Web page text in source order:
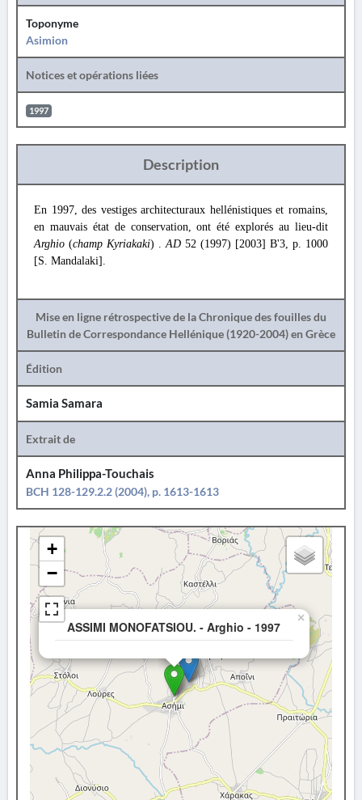
Toponyme
Asimion
Notices et opérations liées
1997
Description
En 1997, des vestiges architecturaux hellénistiques et romains,
en mauvais état de conservation, ont été explorés au lieu-dit
Arghio (champ Kyriakaki) .AD 52 (1997) [2003] B'3, p. 1000
[S. Mandalaki].
Mise en ligne rétrospective de la Chronique des fouilles du
Bulletin de Correspondance Hellénique (1920-2004) en Grèce
Édition
Samia Samara
Extrait de
Anna Philippa-Touchais
BCH 128-129.2.2 (2004), p. 1613-1613
ASSIMI MONOFATSIOU. - Arghio - 1997
×
+
−